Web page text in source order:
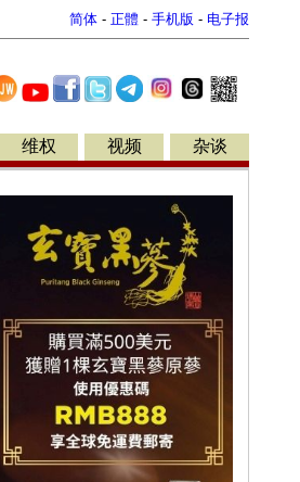
简体 - 正體 - 手机版 - 电子报
维权 视频 杂谈